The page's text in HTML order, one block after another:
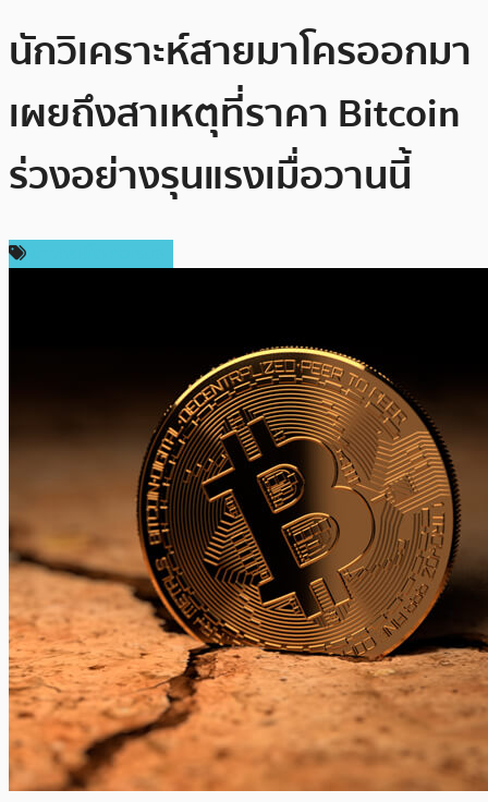
นักวิเคราะห์สายมาโครออกมา
เผยถึงสาเหตุที่ราคา Bitcoin
ร่วงอย่างรุนแรงเมื่อวานนี้